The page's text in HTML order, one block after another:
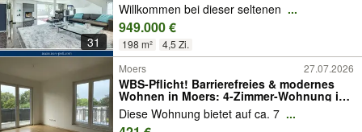
31
Willkommen bei dieser seltenen ...
949.000 €
198 m² 4,5 Zi.
Moers 27.07.2026
WBS-Pflicht! Barrierefreies & modernes
Wohnen in Moers: 4-Zimmer-Wohnung im
Dachgeschoss mit Balkon
Diese Wohnung bietet auf ca. 7 ...